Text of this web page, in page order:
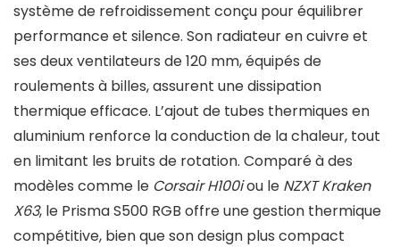
système de refroidissement conçu pour équilibrer
performance et silence. Son radiateur en cuivre et
ses deux ventilateurs de 120 mm, équipés de
roulements à billes, assurent une dissipation
thermique efficace. L’ajout de tubes thermiques en
aluminium renforce la conduction de la chaleur, tout
en limitant les bruits de rotation. Comparé à des
modèles comme le Corsair H100iou le NZXT Kraken
X63, le Prisma S500 RGB offre une gestion thermique
compétitive, bien que son design plus compact